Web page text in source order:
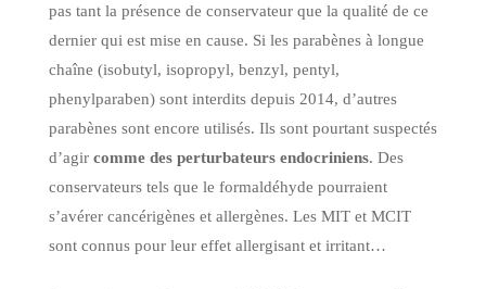
pas tant la présence de conservateur que la qualité de ce
dernier qui est mise en cause. Si les parabènes à longue
chaîne (isobutyl, isopropyl, benzyl, pentyl,
phenylparaben) sont interdits depuis 2014, d’autres
parabènes sont encore utilisés. Ils sont pourtant suspectés
d’agir comme des perturbateurs endocriniens. Des
conservateurs tels que le formaldéhyde pourraient
s’avérer cancérigènes et allergènes. Les MIT et MCIT
sont connus pour leur effet allergisant et irritant…